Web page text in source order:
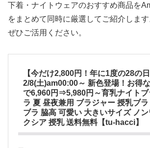
下着・ナイトウェアのおすすめ商品を
をまとめて同時に厳選してご紹介しま
ぜひご活用ください。
【今だけ2,800円！年に1度の28の日
2/8(土)am00:00～ 新色登場！お得
で6,960円⇒5,980円～育乳ナイトブ
ラ 夏 昼夜兼用 ブラジャー 授乳ブ
ブラ 脇高 可愛い 大きいサイズ ノ
クシア 授乳 送料無料【tu-hacci】